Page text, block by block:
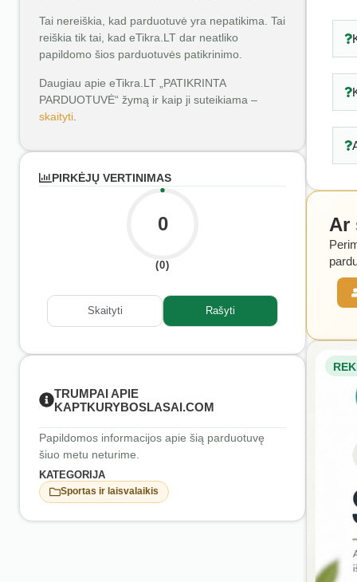
Tai nereiškia, kad parduotuvė yra nepatikima. Tai
reiškia tik tai, kad eTikra.LT dar neatliko
papildomo šios parduotuvės patikrinimo.
Daugiau apie eTikra.LT „PATIKRINTA
PARDUOTUVĖ“ žymą ir kaip ji suteikiama –
skaityti
PIRKĖJŲ VERTINIMAS
0
(0)
Skaityti Rašyti
TRUMPAI APIE
KAPTKURYBOSLASAI.COM
Papildomos informacijos apie šią parduotuvę
šiuo metu neturime.
KATEGORIJA
Sportas ir laisvalaikis
Ar